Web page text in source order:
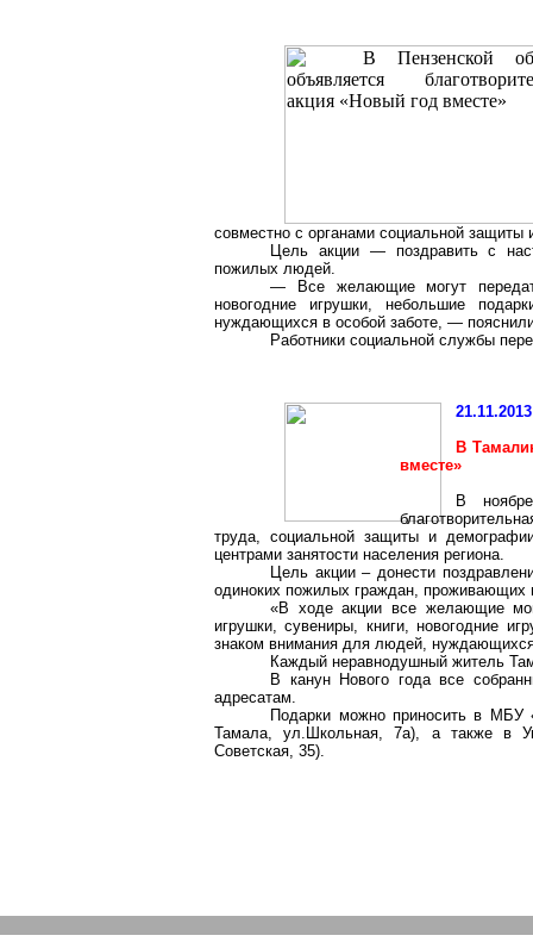
совместно с органами социальной защиты
Цель акции — поздравить с
пожилых людей.
— Все желающие могут
новогодние игрушки, небольшие
нуждающихся в особой заботе, —
Работники социальной службы
21.11.2013
В
вместе»
В
труда, социальной защиты и
центрами занятости населения региона.
Цель акции – донести
одиноких пожилых граждан, проживающих
«В ходе акции все желающие
игрушки, сувениры, книги, новогодние
знаком внимания для людей,
Каждый неравнодушный житель
В канун Нового года все
адресатам.
Подарки можно приносить в МБУ
Тамала, ул.Школьная, 7а), а также в
Советская, 35).